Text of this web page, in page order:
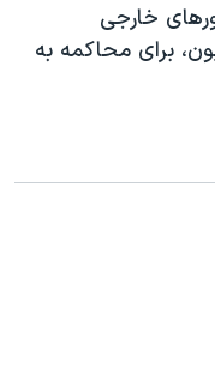
خارجی
برای محاکمه به